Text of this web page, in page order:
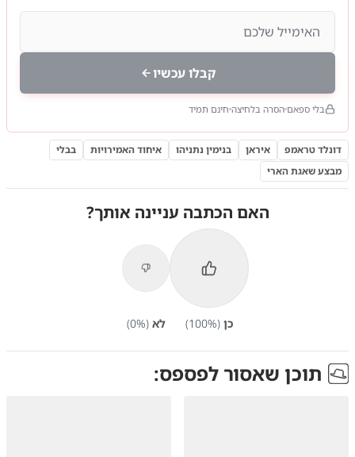
קבלו עכשיו
בלי ספאם הסרה בלחיצה חינם תמיד
דונלד טראמפ איראן בנימין נתניהו איחוד האמירויות
בבלי
מבצע שאגת הארי
האם הכתבה עניינה אותך?
כן (
100%) לא (
0%)
תוכן שאסור לפספס: